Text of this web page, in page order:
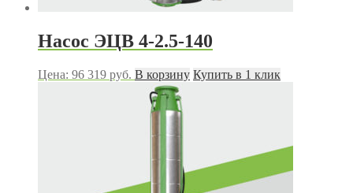
Насос ЭЦВ 4-2.5-140
Цена: 96 319 руб. В корзину Купить в 1 клик